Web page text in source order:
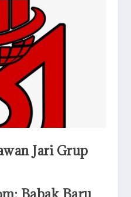
Jari Grup